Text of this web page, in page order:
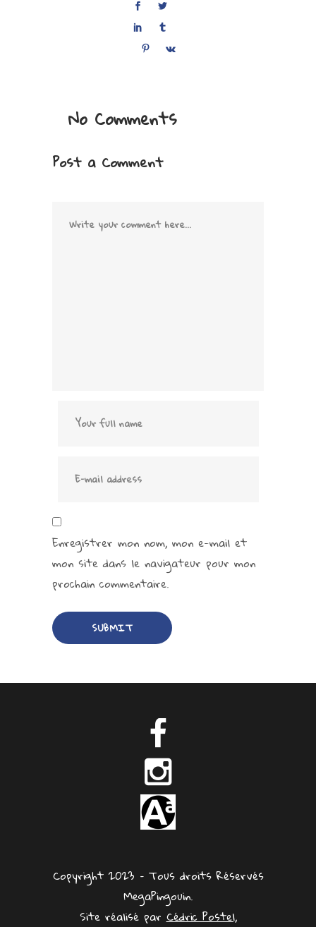
No Comments
Post a Comment
Enregistrer mon nom, mon e-mail et
mon site dans le navigateur pour mon
prochain commentaire.
Copyright 2023 – Tous droits Réservés
MegaPingouin.
Site réalisé parCédric Postel,